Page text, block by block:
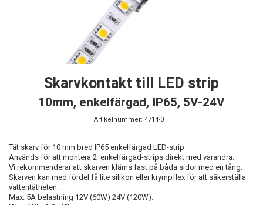
Skarvkontakt till LED strip
10mm, enkelfärgad, IP65, 5V-24V
Artikelnummer: 4714-0
Tät skarv för 10 mm bred IP65 enkelfärgad LED-strip
Används för att montera 2 enkelfärgad-strips direkt med varandra.
Vi rekommenderar att skarven kläms fast på båda sidor med en tång.
Skarven kan med fördel få lite silikon eller krympflex för att säkerställa
vattentätheten.
Max. 5A belastning 12V (60W) 24V (120W).